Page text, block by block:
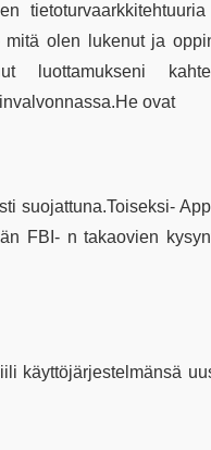
mitä olen lukenut ja
luottamukseni
ovat
suojattuna.Toiseksi-
FBI- n takaovien
käyttöjärjestelmänsä